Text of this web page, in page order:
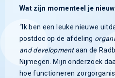
Wat zijn momenteel je
“Ik ben een leuke nieuwe
postdoc op de afdeling
and developmentaan de
Nijmegen. Mijn onderzoek
hoe functioneren